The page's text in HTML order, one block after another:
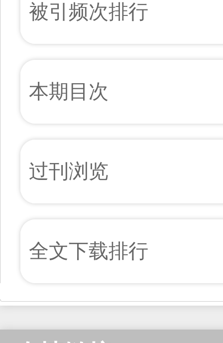
被引频次排行
本期目次
过刊浏览
全文下载排行